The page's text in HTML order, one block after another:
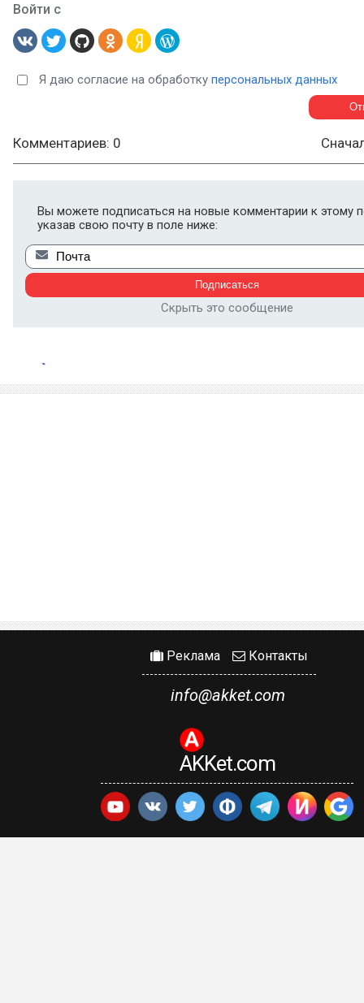
Войти с
Я даю согласие на обработку персональных данных
Комментариев: 0
Вы можете подписаться на новые комментарии к этому
указав свою почту в поле ниже:
Скрыть это сообщение
Реклама Контакты
info@akket.com
AKKet.com